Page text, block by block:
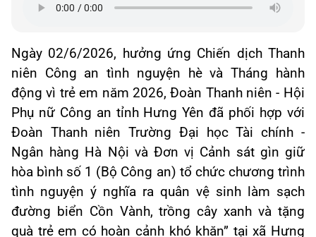
Ngày 02/6/2026, hưởng ứng Chiến dịch Thanh
niên Công an tình nguyện hè và Tháng hành
động vì trẻ em năm 2026, Đoàn Thanh niên - Hội
Phụ nữ Công an tỉnh Hưng Yên đã phối hợp với
Đoàn Thanh niên Trường Đại học Tài chính -
Ngân hàng Hà Nội và Đơn vị Cảnh sát gìn giữ
hòa bình số 1 (Bộ Công an) tổ chức chương trình
tình nguyện ý nghĩa ra quân vệ sinh làm sạch
đường biển Cồn Vành, trồng cây xanh và tặng
quà trẻ em có hoàn cảnh khó khăn” tại xã Hưng